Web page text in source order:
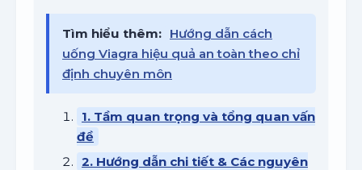
Tìm hiểu thêm: Hướng dẫn cách
uống Viagra hiệu quả an toàn theo chỉ
định chuyên môn
1. Tầm quan trọng và tổng quan vấn
đề
2. Hướng dẫn chi tiết & Các nguyên